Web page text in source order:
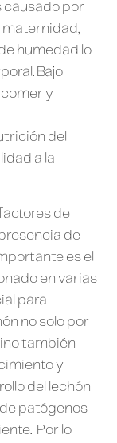
causado por
maternidad,
humedad lo
Bajo
y
del
a la
de
de
es el
en varias
para
no solo por
también
y
del lechón
patógenos
Por lo